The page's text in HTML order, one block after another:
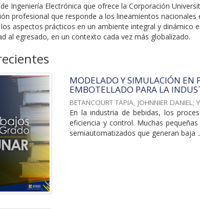
Ingeniería Electrónica que ofrece la Corporación
profesional que responde a los lineamientos
aspectos prácticos en un ambiente integral y dinámico
al egresado, en un contexto cada vez más globalizado.
MODELADO Y SIMULACIÓN EN
EMBOTELLADO PARA LA
BETANCOURT TAPIA, JOHNNIER DANIEL;
En la industria de bebidas, los
eficiencia y control. Muchas
semiautomatizados que generan baja